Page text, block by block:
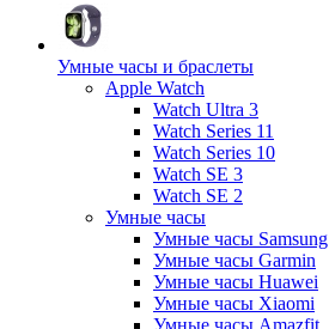
Умные часы и браслеты
Apple Watch
Watch Ultra 3
Watch Series 11
Watch Series 10
Watch SE 3
Watch SE 2
Умные часы
Умные часы Samsung
Умные часы Garmin
Умные часы Huawei
Умные часы Xiaomi
Умные часы Amazfit